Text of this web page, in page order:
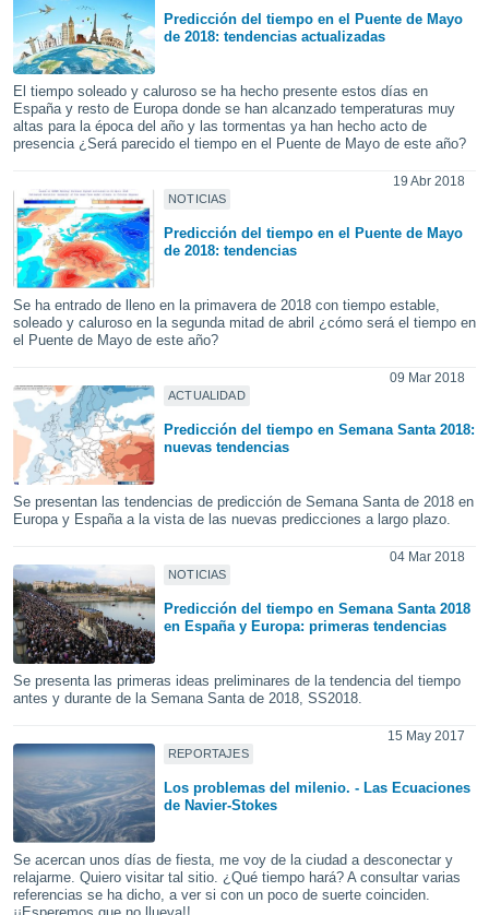
y
en
más
nuestra
de
disponible
cookies
aceptar
de
sitio
En
de que
sean
se
para
ni para
o
aunque
Predicción del tiempo en el Puente de Mayo
de 2018: tendencias actualizadas
El tiempo soleado y caluroso se ha hecho presente estos días en
España y resto de Europa donde se han alcanzado temperaturas muy
altas para la época del año y las tormentas ya han hecho acto de
presencia ¿Será parecido el tiempo en el Puente de Mayo de este año?
NOTICIAS
19 Abr 2018
Predicción del tiempo en el Puente de Mayo
de 2018: tendencias
Se ha entrado de lleno en la primavera de 2018 con tiempo estable,
soleado y caluroso en la segunda mitad de abril ¿cómo será el tiempo en
el Puente de Mayo de este año?
ACTUALIDAD
09 Mar 2018
Predicción del tiempo en Semana Santa 2018:
nuevas tendencias
Se presentan las tendencias de predicción de Semana Santa de 2018 en
Europa y España a la vista de las nuevas predicciones a largo plazo.
NOTICIAS
04 Mar 2018
Predicción del tiempo en Semana Santa 2018
en España y Europa: primeras tendencias
Se presenta las primeras ideas preliminares de la tendencia del tiempo
antes y durante de la Semana Santa de 2018, SS2018.
REPORTAJES
15 May 2017
Los problemas del milenio. - Las Ecuaciones
de Navier-Stokes
Se acercan unos días de fiesta, me voy de la ciudad a desconectar y
relajarme. Quiero visitar tal sitio. ¿Qué tiempo hará? A consultar varias
referencias se ha dicho, a ver si con un poco de suerte coinciden.